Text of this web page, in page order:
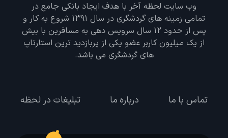
وب سایت لحظه آخر با هدف ایجاد بانکی جامع در
تمامی زمینه های گردشگری در سال 1391 شروع به کار و
پس از حدود 12 سال سرویس دهی به مسافرین با بیش
از یک میلیون کاربر عضو یکی از پربازدید ترین استارتاپ
های گردشگری می باشد.
تماس با ما درباره ما تبلیغات در لحظه